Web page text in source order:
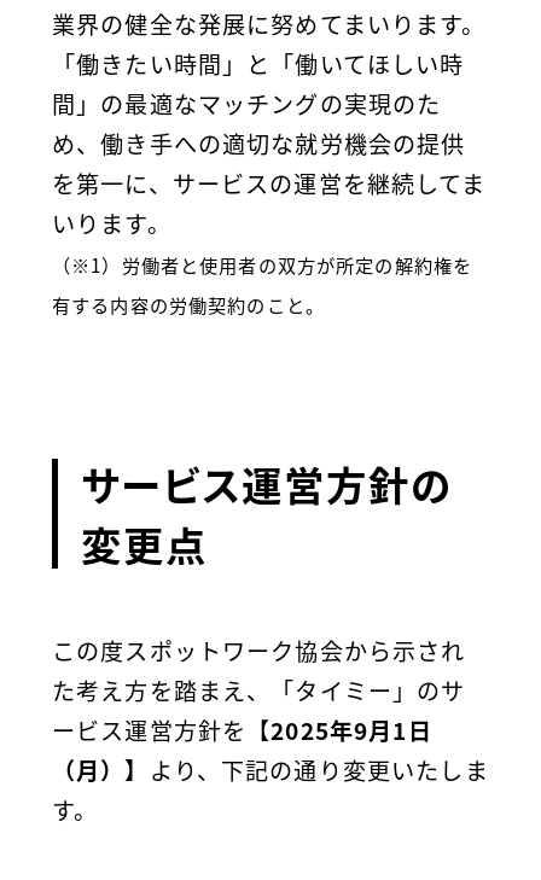
業界の健全な発展に努めてまいります。
「働きたい時間」と「働いてほしい時
間」の最適なマッチングの実現のた
め、働き手への適切な就労機会の提供
を第一に、サービスの運営を継続してま
いります。
（※1）労働者と使用者の双方が所定の解約権を
有する内容の労働契約のこと。
サービス運営方針の
変更点
この度スポットワーク協会から示され
た考え方を踏まえ、「タイミー」のサ
ービス運営方針を【2025年9月1日
（月）】 より、下記の通り変更いたしま
す。